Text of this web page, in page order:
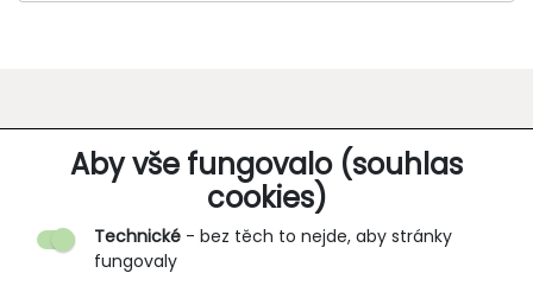
Aby vše fungovalo (souhlas
cookies)
Technické - bez těch to nejde, aby stránky
fungovaly
O SPOLEČNOSTI
O nás
Partnerské prodejny